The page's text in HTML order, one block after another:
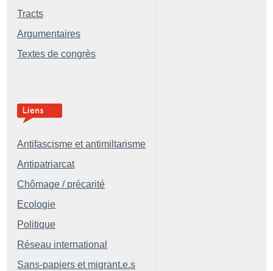
Tracts
Argumentaires
Textes de congrès
Antifascisme et antimiltarisme
Antipatriarcat
Chômage / précarité
Ecologie
Politique
Réseau international
Sans-papiers et migrant.e.s